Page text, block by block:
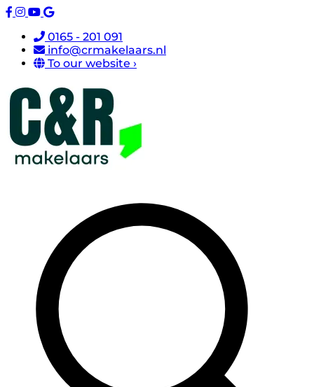
0165 - 201 091
info@crmakelaars.nl
To our website ›